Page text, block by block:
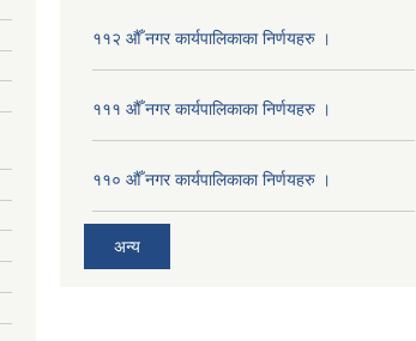
११२ औँ नगर कार्यपालिकाका निर्णयहरु ।
१११ औँ नगर कार्यपालिकाका निर्णयहरु ।
११० औँ नगर कार्यपालिकाका निर्णयहरु ।
अन्य